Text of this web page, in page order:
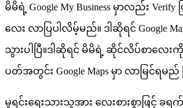
မိမိရဲ့ Google My Business မှာလည်း Verify
လေး လာပြပါလိမ့်မည်။ ဒါဆိုရင် Google
သွားပါပြီ။ဒါဆိုရင် မိမိရဲ့ ဆိုင်လိပ်စာလေး
ပတ်အတွင်း Google Maps မှာ လာမြင်ရမည်
မူရင်းရေးသားသူအား လေးစားစွာဖြင့် ခရ